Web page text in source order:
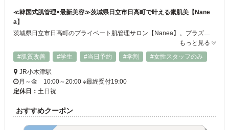
≪韓国式肌管理×最新美容≫茨城県日立市日高町で叶える素肌美【Nane
a】
茨城県日立市日高町のプライベート肌管理サロン【Nanea】。プラズマ・幹細胞培養液・ダイヤモンドピールなど、韓国式美容と先進技術を融合し、肌本来の美しさを引き出し、透明感あふれる水光肌へ導きます✨透明感とハリ「癒し・くつろぎ・リラックス」をテーマにした空間の中で、先進ケアと結果重視のケアをぜひご体感ください♥
もっと見る
#肌質改善
#学生 #当日予約 #学割 #女性スタッフのみ
JR小木津駅
月～金 10:00～20:00 ※最終受付19:00
定休日： 土日祝
おすすめクーポン